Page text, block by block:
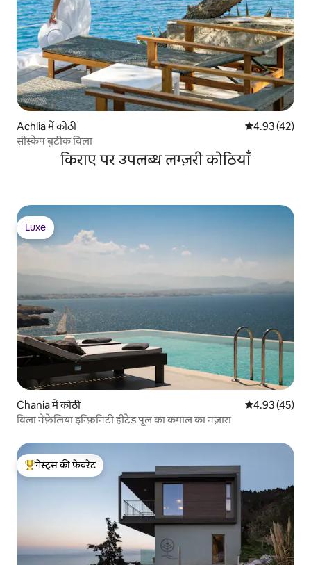
Achlia में कोठी औसत रेटिंग 5 में
4.93 (42)
सीस्केप बुटीक विला
किराए पर उपलब्ध लग्ज़री कोठियाँ
Luxe
Luxe
Chania में कोठी औसत रेटिंग 5 में
4.93 (45)
विला नेफ़ेलिया इन्फ़िनिटी हीटेड पूल का कमाल का नज़ारा
गेस्ट्स का टॉप फ़ेवरेट
गेस्ट्स की फ़ेवरेट